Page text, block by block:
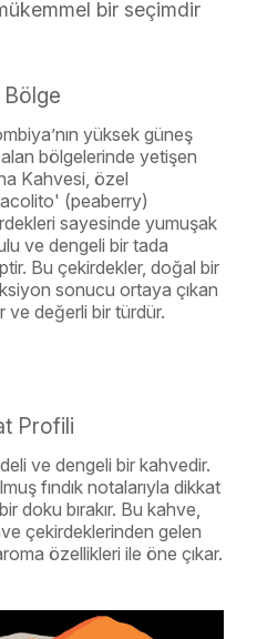
bir seçimdir
Bölge
yüksek güneş
alan bölgelerinde yetişen
Kahvesi, özel
(peaberry)
sayesinde yumuşak
ve dengeli bir tada
Bu çekirdekler, doğal bir
sonucu ortaya çıkan
ve değerli bir türdür.
Profili
ve dengeli bir kahvedir.
fındık notalarıyla dikkat
doku bırakır. Bu kahve,
çekirdeklerinden gelen
özellikleri ile öne çıkar.